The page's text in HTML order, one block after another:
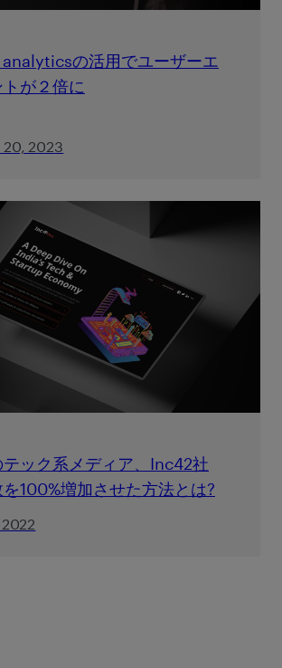
の活用でユーザーエ
が２倍に
2023
ック系メディア、Inc42社
100%増加させた方法とは?